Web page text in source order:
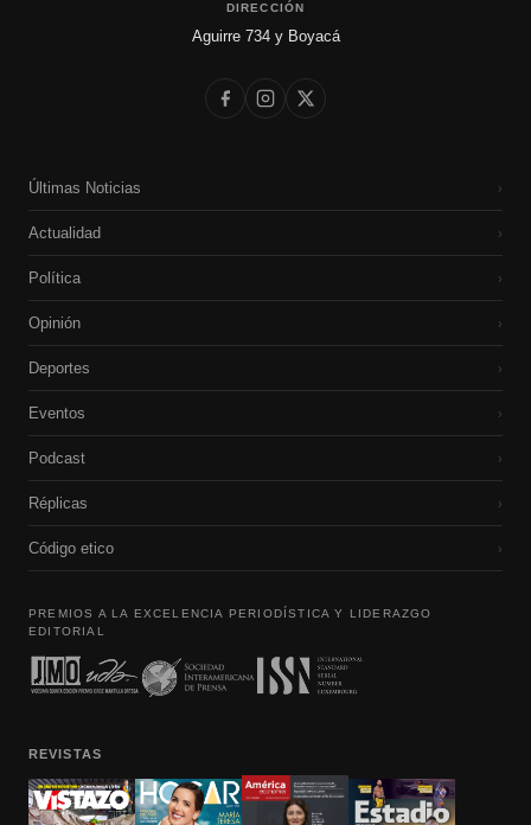
DIRECCIÓN
Aguirre 734 y Boyacá
Últimas Noticias ›
Actualidad ›
Política ›
Opinión ›
Deportes ›
Eventos ›
Podcast ›
Réplicas ›
Código etico ›
PREMIOS A LA EXCELENCIA PERIODÍSTICA Y LIDERAZGO
EDITORIAL
REVISTAS